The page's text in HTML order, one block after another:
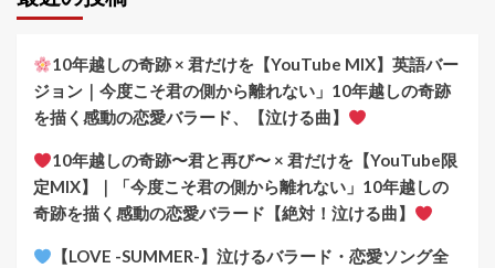
10年越しの奇跡 × 君だけを【YouTube MIX】英語バー
ジョン｜今度こそ君の側から離れない」10年越しの奇跡
を描く感動の恋愛バラード、【泣ける曲】
10年越しの奇跡〜君と再び〜 × 君だけを【YouTube限
定MIX】｜「今度こそ君の側から離れない」10年越しの
奇跡を描く感動の恋愛バラード【絶対！泣ける曲】
【LOVE -SUMMER-】泣けるバラード・恋愛ソング全